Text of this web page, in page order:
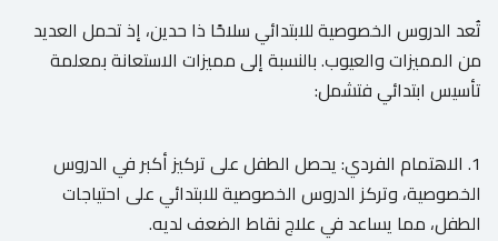
تُعد الدروس الخصوصية للابتدائي سلاحًا ذا حدين، إذ تحمل العديد
من المميزات والعيوب. بالنسبة إلى مميزات الاستعانة بمعلمة
تأسيس ابتدائي فتشمل:
1. الاهتمام الفردي: يحصل الطفل على تركيز أكبر في الدروس
الخصوصية، وتركز الدروس الخصوصية للابتدائي على احتياجات
الطفل، مما يساعد في علاج نقاط الضعف لديه.